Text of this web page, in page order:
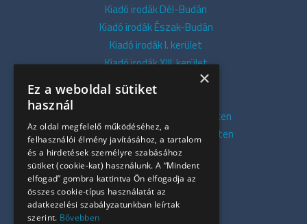
Kiadó irodák Dél-Budán
Kiadó irodák Észak-Budán
Kiadó irodák I. kerület
Kiadó irodák XIII. kerület
Kiadó irodák V. kerület
Kiadó irodák XI. kerület
Kiadó belvárosi irodák Budapesten
Kiadó presztízs irodák Budapesten
Kiadó azonnali irodák
Összes iroda
Szolgáltatásaink
Referenciák
×
Ez a weboldal sütiket
használ
Az oldal megfelelő működéséhez, a
felhasználói élmény javításához, a tartalom
és a hirdetések személyre szabásához
sütiket (cookie-kat) használunk. A “Mindent
elfogad” gombra kattintva Ön elfogadja az
összes cookie-típus használatát az
adatkezelési szabályzatunkban leírtak
szerint. Bővebben